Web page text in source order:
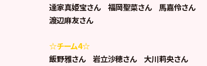
達家真姫宝さん 福岡聖菜さん 馬嘉伶さん
渡辺麻友さん
☆チーム4☆
飯野雅さん 岩立沙穂さん 大川莉央さん